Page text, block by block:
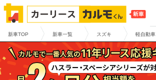
新車TOP 新車一覧 スズキ 軽自動車